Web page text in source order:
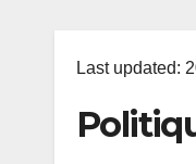
Last updated: